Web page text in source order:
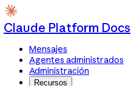
Claude Platform Docs
Mensajes
Agentes administrados
Administración
Recursos